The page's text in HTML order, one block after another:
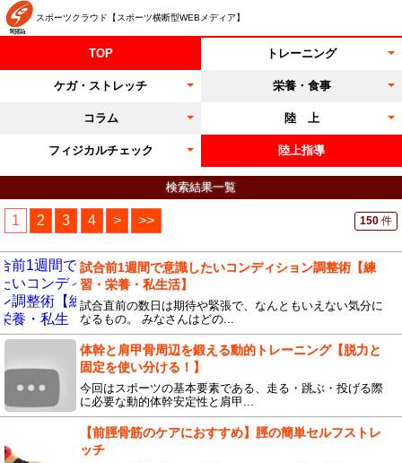
スポーツクラウド【スポーツ横断型WEBメディア】
TOP トレーニング
ケガ・ストレッチ 栄養・食事
コラム 陸 上
フィジカルチェック 陸上指導
検索結果一覧
1 2 3 4 > >> 150 件
試合前1週間で意識したいコンディション調整術【練
習・栄養・私生活】
試合直前の数日は期待や緊張で、なんともいえない気分に
なるもの。 みなさんはどの...
体幹と肩甲骨周辺を鍛える動的トレーニング【脱力と
固定を使い分ける！】
今回はスポーツの基本要素である、走る・跳ぶ・投げる際
に必要な動的体幹安定性と肩甲...
【前脛骨筋のケアにおすすめ】脛の簡単セルフストレ
ッチ